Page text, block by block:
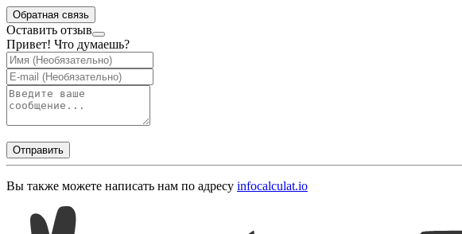
Обратная связь
Оставить отзыв
Привет! Что думаешь?
Отправить
Вы также можете написать нам по адресу infocalculat.io